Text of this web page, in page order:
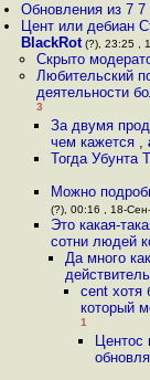
Обновления из 7
Цент или дебиан
BlackRot (?), 23:25 ,
Скрыто
Любительский
деятельности
3
За двумя
чем кажется ,
Тогда Убунта
Можно
(?), 00:16 , 18-
Это какая-
сотни людей
Да много
cent хотя
который
1
Центос